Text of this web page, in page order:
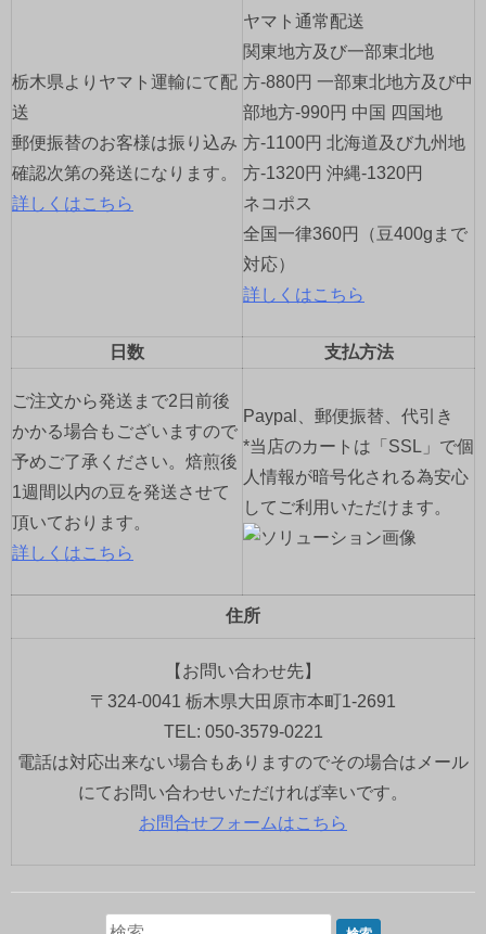
ョ
ン
栃木県よりヤマト運輸にて配
送
郵便振替のお客様は振り込み
確認次第の発送になります。
詳しくはこちら
ヤマト通常配送
関東地方及び一部東北地
方-880円 一部東北地方及び中
部地方-990円 中国 四国地
方-1100円 北海道及び九州地
方-1320円 沖縄-1320円
ネコポス
全国一律360円（豆400gまで
対応）
詳しくはこちら
日数 支払方法
ご注文から発送まで2日前後
かかる場合もございますので
予めご了承ください。焙煎後
1週間以内の豆を発送させて
頂いております。
詳しくはこちら
Paypal、郵便振替、代引き
*当店のカートは「SSL」で個
人情報が暗号化される為安心
してご利用いただけます。
住所
【お問い合わせ先】
〒324-0041 栃木県大田原市本町1-2691
TEL: 050-3579-0221
電話は対応出来ない場合もありますのでその場合はメール
にてお問い合わせいただければ幸いです。
お問合せフォームはこちら